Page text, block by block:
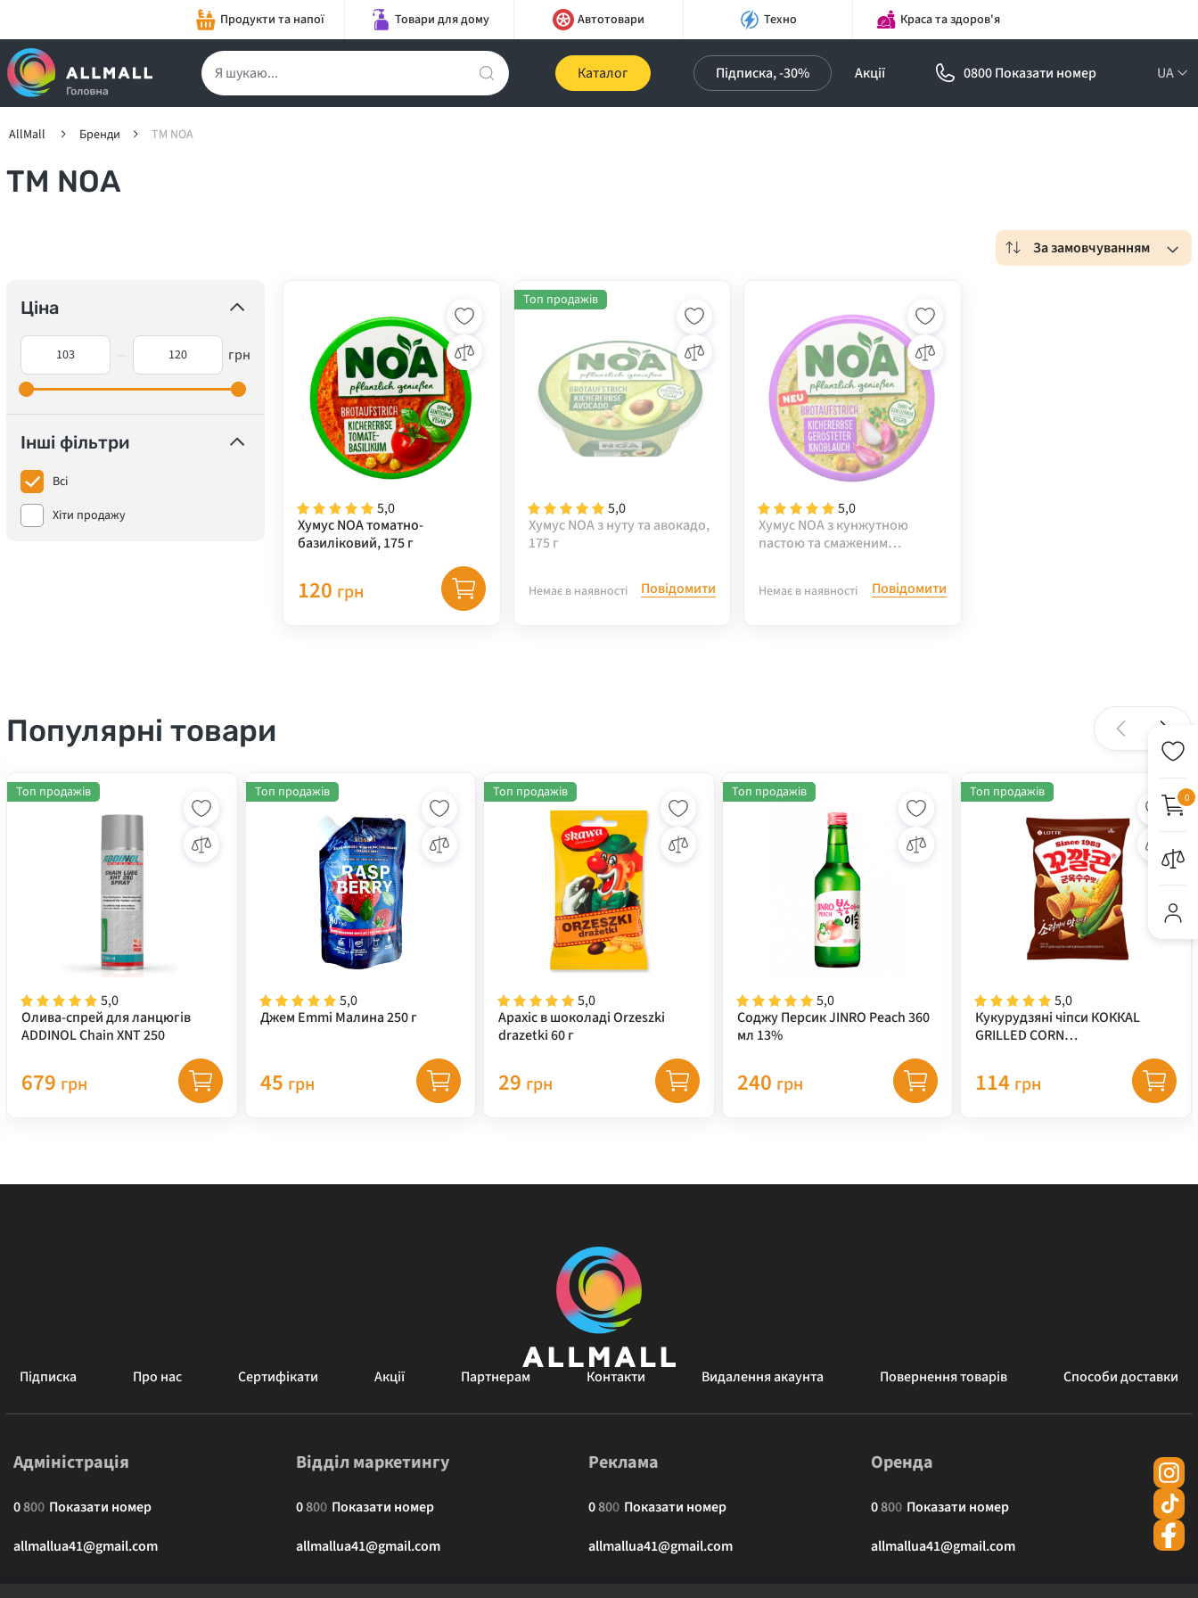
Продукти та напої Товари для дому Автотовари Техно Краса та здоров'я
Каталог Підписка, -30% Акції 0800 Показати номер UA
0
AllMall Бренди TM NOA
TM NOA
За замовчуванням
Ціна
грн
Інші фільтри
Всі
Хіти продажу
5,0
Хумус NOA томатно-
базиліковий, 175 г
120 грн
5,0
Хумус NOA з нуту та авокадо,
175 г
Топ продажів
Немає в наявності Повідомити
5,0
Хумус NOA з кунжутною
пастою та смаженим
Немає в наявності Повідомити
Популярні товари
5,0
Олива-спрей для ланцюгів
ADDINOL Chain XNT 250
Топ продажів
679 грн
5,0
Джем Emmi Малина 250 г
Топ продажів
45 грн
5,0
Арахіс в шоколаді Orzeszki
drazetki 60 г
Топ продажів
29 грн
5,0
Соджу Персик JINRO Peach 360
мл 13%
Топ продажів
240 грн
5,0
Кукурудзяні чіпси КОККАL
GRILLED CORN
67 г
Топ продажів
114 грн
Підписка Про нас Сертифікати Акції Партнерам Контакти Видалення акаунта Повернення товарів Способи доставки
Адміністрація
0800 Показати номер
allmallua41@gmail.com
Відділ маркетингу
0800 Показати номер
allmallua41@gmail.com
Реклама
0800 Показати номер
allmallua41@gmail.com
Оренда
0800 Показати номер
allmallua41@gmail.com